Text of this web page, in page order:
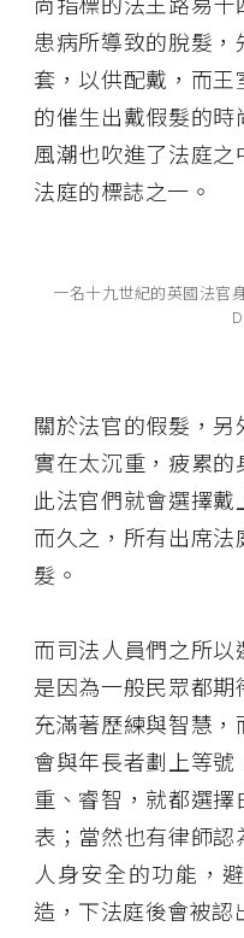
患病所導致的脫髮
套，以供配戴，而
的催生出戴假髮的
風潮也吹進了法庭
法庭的標誌之一。
一名十九世紀的英國法官
關於法官的假髮，
實在太沉重，疲累
此法官們就會選擇
而久之，所有出席
髮。
而司法人員們之所以
是因為一般民眾都
充滿著歷練與智慧
會與年長者劃上等
重、睿智，就都選
表；當然也有律師
人身安全的功能，
造，下法庭後會被認